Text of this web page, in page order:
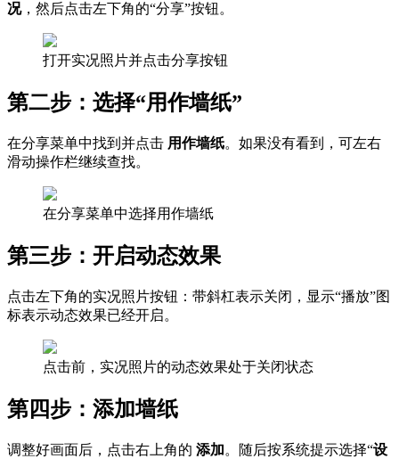
况，然后点击左下角的“分享”按钮。
打开实况照片并点击分享按钮
第二步：选择“用作墙纸”
在分享菜单中找到并点击 用作墙纸。如果没有看到，可左右
滑动操作栏继续查找。
在分享菜单中选择用作墙纸
第三步：开启动态效果
点击左下角的实况照片按钮：带斜杠表示关闭，显示“播放”图
标表示动态效果已经开启。
点击前，实况照片的动态效果处于关闭状态
第四步：添加墙纸
调整好画面后，点击右上角的 添加。随后按系统提示选择“设